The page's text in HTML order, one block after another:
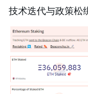
技术迭代与政策松